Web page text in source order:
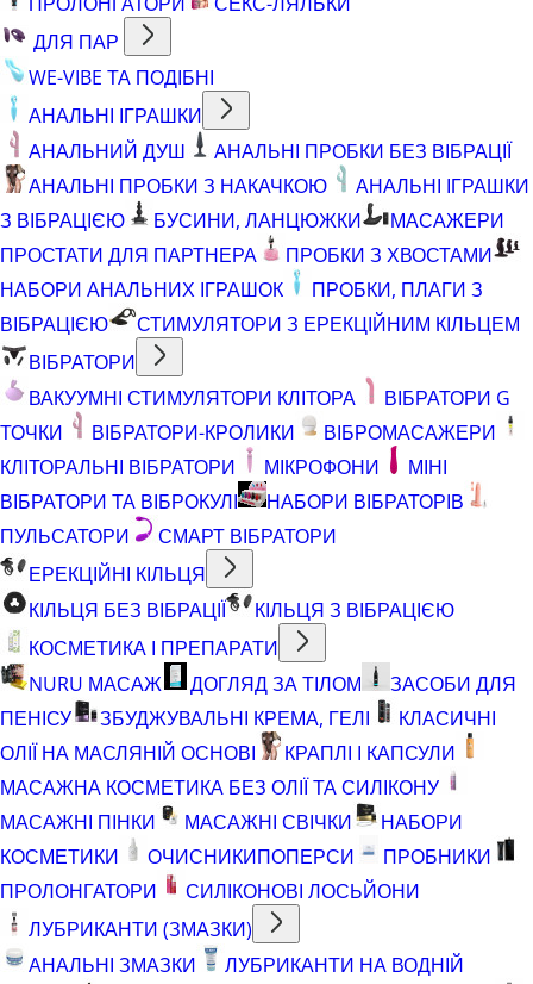
ДЛЯ ПАР
WE-VIBE ТА ПОДІБНІ
АНАЛЬНІ ІГРАШКИ
АНАЛЬНИЙ ДУШ
АНАЛЬНІ ПРОБКИ БЕЗ ВІБРАЦІЇ
АНАЛЬНІ ПРОБКИ З НАКАЧКОЮ
АНАЛЬНІ ІГРАШКИ
З ВІБРАЦІЄЮ
БУСИНИ, ЛАНЦЮЖКИ
МАСАЖЕРИ
ПРОСТАТИ ДЛЯ ПАРТНЕРА
ПРОБКИ З ХВОСТАМИ
НАБОРИ АНАЛЬНИХ ІГРАШОК
ПРОБКИ, ПЛАГИ З
ВІБРАЦІЄЮ
СТИМУЛЯТОРИ З ЕРЕКЦІЙНИМ КІЛЬЦЕМ
ВІБРАТОРИ
ВАКУУМНІ СТИМУЛЯТОРИ КЛІТОРА
ВІБРАТОРИ G
ТОЧКИ
ВІБРАТОРИ-КРОЛИКИ
ВІБРОМАСАЖЕРИ
КЛІТОРАЛЬНІ ВІБРАТОРИ
МІКРОФОНИ
МІНІ
ВІБРАТОРИ ТА ВІБРОКУЛІ
НАБОРИ ВІБРАТОРІВ
ПУЛЬСАТОРИ
СМАРТ ВІБРАТОРИ
ЕРЕКЦІЙНІ КІЛЬЦЯ
КІЛЬЦЯ БЕЗ ВІБРАЦІЇ
КІЛЬЦЯ З ВІБРАЦІЄЮ
КОСМЕТИКА І ПРЕПАРАТИ
NURU МАСАЖ
ДОГЛЯД ЗА ТІЛОМ
ЗАСОБИ ДЛЯ
ПЕНІСУ
ЗБУДЖУВАЛЬНІ КРЕМА, ГЕЛІ
КЛАСИЧНІ
ОЛІЇ НА МАСЛЯНІЙ ОСНОВІ
КРАПЛІ І КАПСУЛИ
МАСАЖНА КОСМЕТИКА БЕЗ ОЛІЇ ТА СИЛІКОНУ
МАСАЖНІ ПІНКИ
МАСАЖНІ СВІЧКИ
НАБОРИ
КОСМЕТИКИ
ОЧИСНИКИПОПЕРСИ
ПРОБНИКИ
ПРОЛОНГАТОРИ
СИЛІКОНОВІ ЛОСЬЙОНИ
ЛУБРИКАНТИ (ЗМАЗКИ)
АНАЛЬНІ ЗМАЗКИ
ЛУБРИКАНТИ НА ВОДНІЙ